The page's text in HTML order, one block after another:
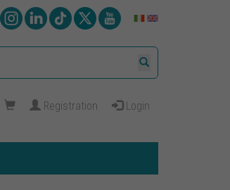
Registration Login